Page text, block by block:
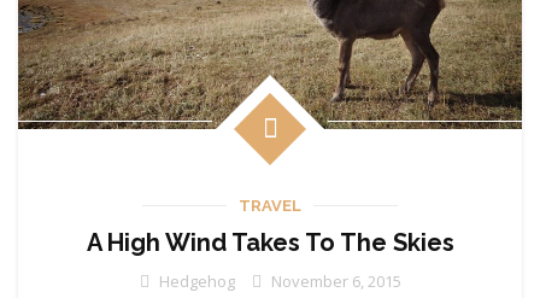
TRAVEL
A High Wind Takes To The Skies
Hedgehog
November 6, 2015